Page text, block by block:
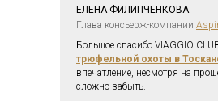
ЕЛЕНА ФИЛИПЧЕНКОВА
Глава консьерж-компании
Большое спасибо VIAGGIO
трюфельной охоты в
впечатление, несмотря на
сложно забыть.